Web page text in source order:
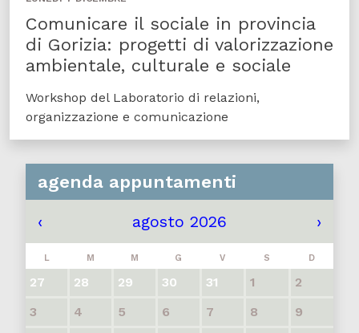
Comunicare il sociale in provincia
di Gorizia: progetti di valorizzazione
ambientale, culturale e sociale
Workshop del Laboratorio di relazioni,
organizzazione e comunicazione
agenda appuntamenti
‹ agosto 2026 ›
L M M G V S D
27 28 29 30 31 1
2
3
4 5 6 7 8
9